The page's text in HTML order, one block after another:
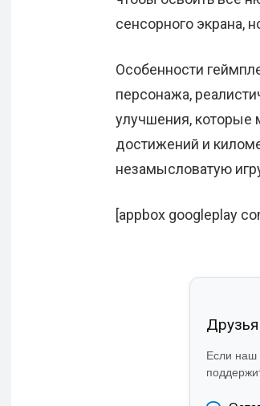
сенсорного экрана,
Особенности
персонажа,
улучшения, которые
достижений и
незамысловатую
[appbox googleplay
Если наш